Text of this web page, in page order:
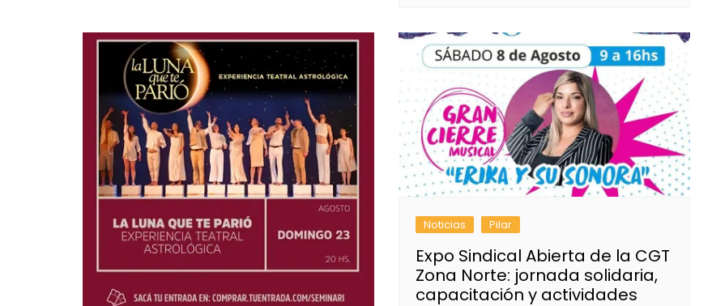
Noticias Pilar
Expo Sindical Abierta de la CGT
Zona Norte: jornada solidaria,
capacitación y actividades